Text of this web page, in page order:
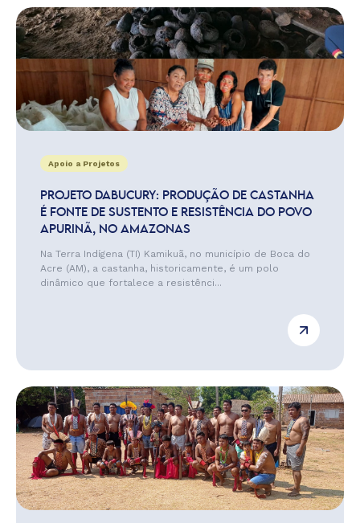
Apoio a Projetos
PROJETO DABUCURY: PRODUÇÃO DE CASTANHA
É FONTE DE SUSTENTO E RESISTÊNCIA DO POVO
APURINÃ, NO AMAZONAS
Na Terra Indígena (TI) Kamikuã, no município de Boca do
Acre (AM), a castanha, historicamente, é um polo
dinâmico que fortalece a resistênci...